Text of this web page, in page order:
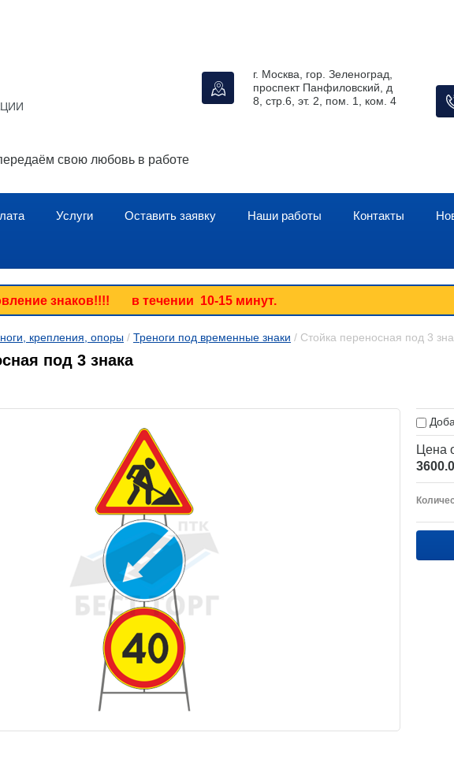
свою любовь в работе
г. Москва, гор. Зеленоград,
проспект Панфиловский, д
8, стр.6, эт. 2, пом. 1, ком. 4
Услуги Оставить заявку Наши работы Контакты
знаков!!!! в течении 10-15 минут.
крепления, опоры / Треноги под временные знаки / Стойка переносная под 3
под 3 знака
Цена